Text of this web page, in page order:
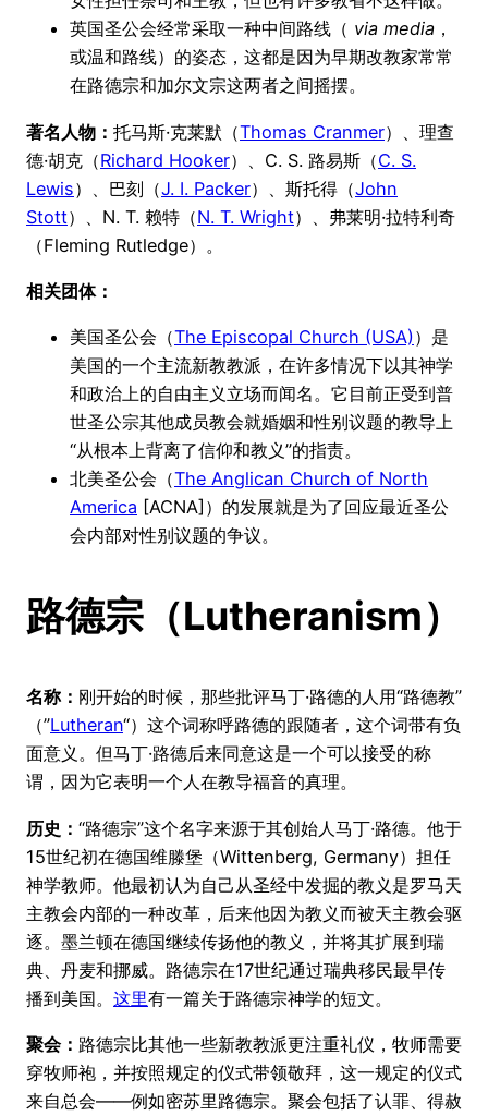
英国圣公会经常采取一种中间路线（ via media ，
或温和路线）的姿态，这都是因为早期改教家常常
在路德宗和加尔文宗这两者之间摇摆。
著名人物： 托马斯·克莱默（Thomas Cranmer）、理查
德·胡克（Richard Hooker）、C. S. 路易斯（C. S.
Lewis）、巴刻（J. I. Packer）、斯托得（John
Stott）、N. T. 赖特（N. T. Wright）、弗莱明·拉特利奇
（Fleming Rutledge）。
相关团体：
美国圣公会（The Episcopal Church (USA)）是
美国的一个主流新教教派，在许多情况下以其神学
和政治上的自由主义立场而闻名。它目前正受到普
世圣公宗其他成员教会就婚姻和性别议题的教导上
“从根本上背离了信仰和教义”的指责。
北美圣公会（The Anglican Church of North
America [ACNA]）的发展就是为了回应最近圣公
会内部对性别议题的争议。
路德宗（Lutheranism）
名称： 刚开始的时候，那些批评马丁·路德的人用“路德教”
（”Lutheran“）这个词称呼路德的跟随者，这个词带有负
面意义。但马丁·路德后来同意这是一个可以接受的称
谓，因为它表明一个人在教导福音的真理。
历史： “路德宗”这个名字来源于其创始人马丁·路德。他于
15世纪初在德国维滕堡（Wittenberg, Germany）担任
神学教师。他最初认为自己从圣经中发掘的教义是罗马天
主教会内部的一种改革，后来他因为教义而被天主教会驱
逐。墨兰顿在德国继续传扬他的教义，并将其扩展到瑞
典、丹麦和挪威。路德宗在17世纪通过瑞典移民最早传
播到美国。 这里有一篇关于路德宗神学的短文。
聚会： 路德宗比其他一些新教教派更注重礼仪，牧师需要
穿牧师袍，并按照规定的仪式带领敬拜，这一规定的仪式
来自总会——例如密苏里路德宗。聚会包括了认罪、得赦